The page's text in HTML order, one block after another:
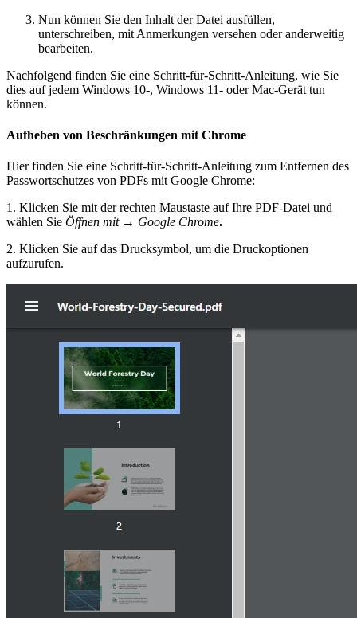
Nun können Sie den Inhalt der Datei ausfüllen,
unterschreiben, mit Anmerkungen versehen oder anderweitig
bearbeiten.
Nachfolgend finden Sie eine Schritt-für-Schritt-Anleitung, wie Sie
dies auf jedem Windows 10-, Windows 11- oder Mac-Gerät tun
können.
Aufheben von Beschränkungen mit Chrome
Hier finden Sie eine Schritt-für-Schritt-Anleitung zum Entfernen des
Passwortschutzes von PDFs mit Google Chrome:
1. Klicken Sie mit der rechten Maustaste auf Ihre PDF-Datei und
wählen Sie Öffnen mit→ Google Chromе.
2. Klicken Sie auf das Drucksymbol, um die Druckoptionen
aufzurufen.